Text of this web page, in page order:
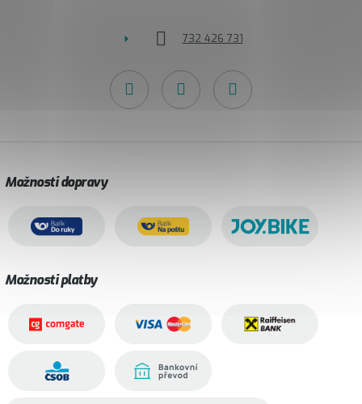
732 426 731
Možnosti dopravy
Možnosti platby